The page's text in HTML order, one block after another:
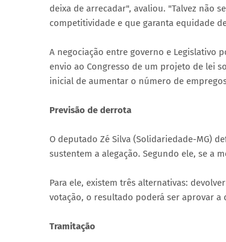
deixa de arrecadar", avaliou. "Talvez não
competitividade e que garanta equidade
A negociação entre governo e Legislativo
envio ao Congresso de um projeto de lei
inicial de aumentar o número de
Previsão de derrota
O deputado Zé Silva (Solidariedade-MG)
sustentem a alegação. Segundo ele, se a
Para ele, existem três alternativas:
votação, o resultado poderá ser aprovar
Tramitação